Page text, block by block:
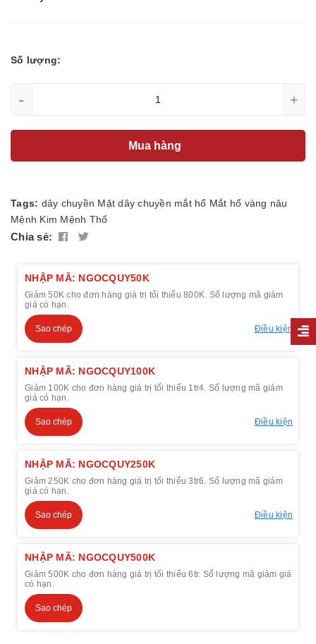
Số lượng:
- +
Mua hàng
Tags: dây chuyền Mặt dây chuyền mắt hổ Mắt hổ vàng nâu
Mệnh Kim Mệnh Thổ
Chia sẻ:
NHẬP MÃ: NGOCQUY50K
Giảm 50K cho đơn hàng giá trị tối thiểu 800K. Số lượng mã giảm
giá có hạn.
Sao chép Điều kiện
NHẬP MÃ: NGOCQUY100K
Giảm 100K cho đơn hàng giá trị tối thiểu 1tr4. Số lượng mã giảm
giá có hạn.
Sao chép Điều kiện
NHẬP MÃ: NGOCQUY250K
Giảm 250K cho đơn hàng giá trị tối thiểu 3tr6. Số lượng mã giảm
giá có hạn.
Sao chép Điều kiện
NHẬP MÃ: NGOCQUY500K
Giảm 500K cho đơn hàng giá trị tối thiểu 6tr. Số lượng mã giảm giá
có hạn.
Sao chép